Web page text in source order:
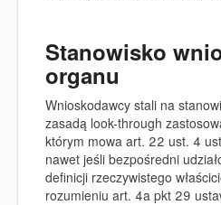
Stanowisko
organu
Wnioskodawcy stali na
zasadą look-through
którym mowa art. 22 ust. 4
nawet jeśli bezpośredni
definicji rzeczywistego
rozumieniu art. 4a pkt 29